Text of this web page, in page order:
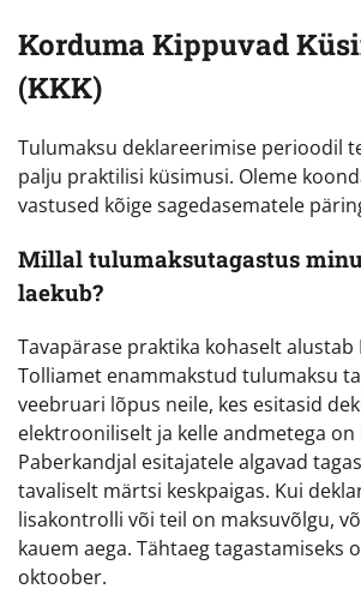
Korduma Kippuvad
(KKK)
Tulumaksu deklareerimise perioodil
palju praktilisi küsimusi. Oleme
vastused kõige sagedasematele
Millal tulumaksutagastus
laekub?
Tavapärase praktika kohaselt alustab
Tolliamet enammakstud tulumaksu
veebruari lõpus neile, kes esitasid
elektrooniliselt ja kelle andmetega on
Paberkandjal esitajatele algavad
tavaliselt märtsi keskpaigas. Kui
lisakontrolli või teil on maksuvõlgu,
kauem aega. Tähtaeg tagastamiseks
oktoober.